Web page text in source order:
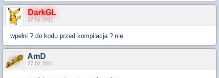
DarkGL
27.02.2011
wpełni ? do kodu przed kompilacja ? nie
AmD
27.02.2011